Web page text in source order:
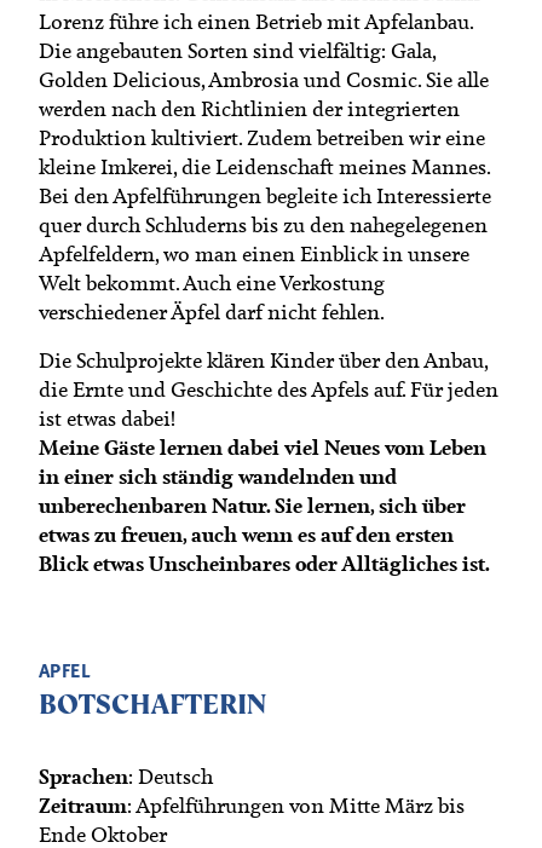
Mitgliedschaft
Landessekretariat
Bäuerliche Buffets
Hofgeschichten
Lorenz führe ich einen Betrieb mit Apfelanbau.
Die angebauten Sorten sind vielfältig: Gala,
Golden Delicious, Ambrosia und Cosmic. Sie alle
werden nach den Richtlinien der integrierten
Produktion kultiviert. Zudem betreiben wir eine
kleine Imkerei, die Leidenschaft meines Mannes.
Bei den Apfelführungen begleite ich Interessierte
quer durch Schluderns bis zu den nahegelegenen
Apfelfeldern, wo man einen Einblick in unsere
Welt bekommt. Auch eine Verkostung
verschiedener Äpfel darf nicht fehlen.
Die Schulprojekte klären Kinder über den Anbau,
die Ernte und Geschichte des Apfels auf. Für jeden
ist etwas dabei!
Meine Gäste lernen dabei viel Neues vom Leben
in einer sich ständig wandelnden und
unberechenbaren Natur. Sie lernen, sich über
etwas zu freuen, auch wenn es auf den ersten
Blick etwas Unscheinbares oder Alltägliches ist.
APFEL
BOTSCHAFTERIN
Sprachen: Deutsch
Zeitraum: Apfelführungen von Mitte März bis
Ende Oktober